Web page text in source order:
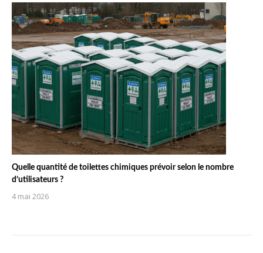
Quelle quantité de toilettes chimiques prévoir selon le nombre
d’utilisateurs ?
4 mai 2026